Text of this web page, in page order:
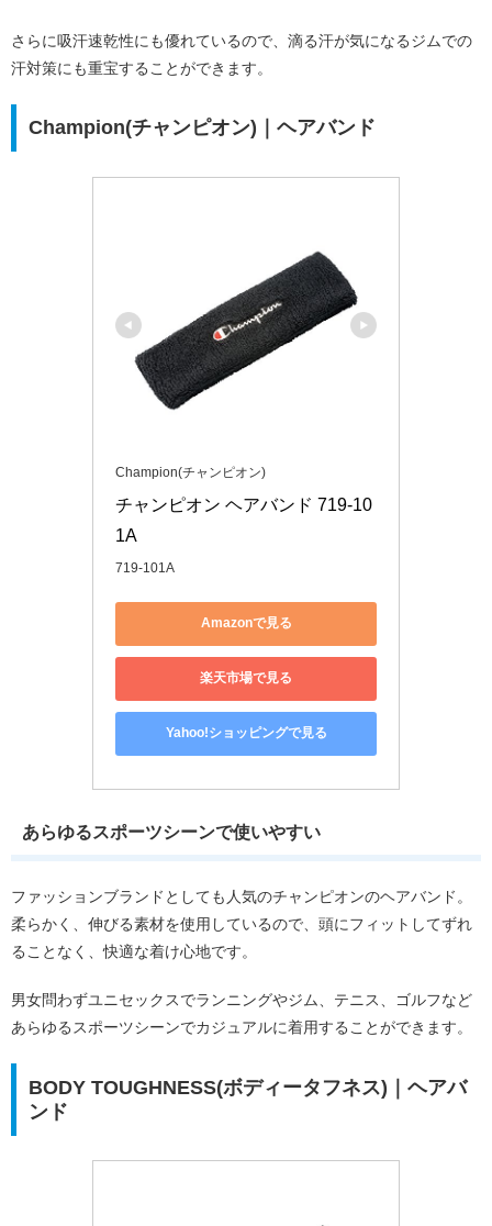
さらに吸汗速乾性にも優れているので、滴る汗が気になるジムでの
汗対策にも重宝することができます。
Champion(チャンピオン)｜ヘアバンド
Champion(チャンピオン)
チャンピオン ヘアバンド 719-10
1A
719-101A
Amazonで見る
楽天市場で見る
Yahoo!ショッピングで見る
あらゆるスポーツシーンで使いやすい
ファッションブランドとしても人気のチャンピオンのヘアバンド。
柔らかく、伸びる素材を使用しているので、頭にフィットしてずれ
ることなく、快適な着け心地です。
男女問わずユニセックスでランニングやジム、テニス、ゴルフなど
あらゆるスポーツシーンでカジュアルに着用することができます。
BODY TOUGHNESS(ボディータフネス)｜ヘアバ
ンド